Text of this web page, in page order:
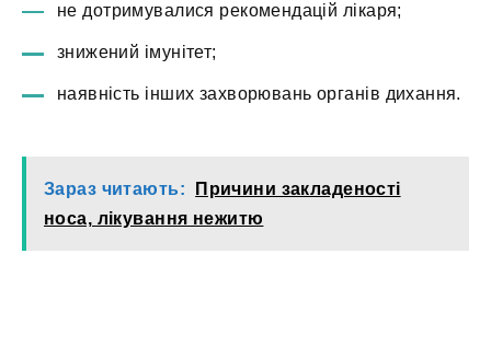
не дотримувалися рекомендацій лікаря;
знижений імунітет;
наявність інших захворювань органів дихання.
Зараз читають:
Причини закладеності
носа, лікування нежитю